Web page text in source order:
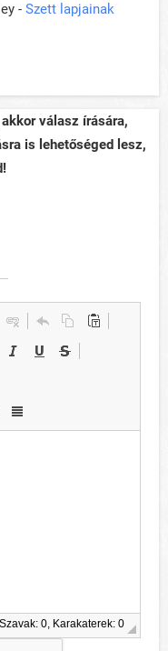
- Szett lapjainak
akkor válasz írására,
is lehetőséged lesz,
0, Karakaterek: 0